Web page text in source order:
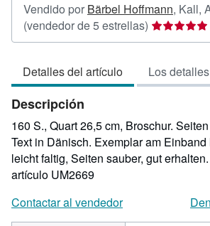
Vendido por Bärbel Hoffmann, Kall,
(vendedor de 5 estrellas) Calificación
del
5
de
estrellas
Detalles del artículo Los
Descripción
160 S., Quart 26,5 cm, Broschur.
Text in Dänisch. Exemplar am
leicht faltig, Seiten sauber, gut erhalten.
artículo UM2669
Contactar al vendedor